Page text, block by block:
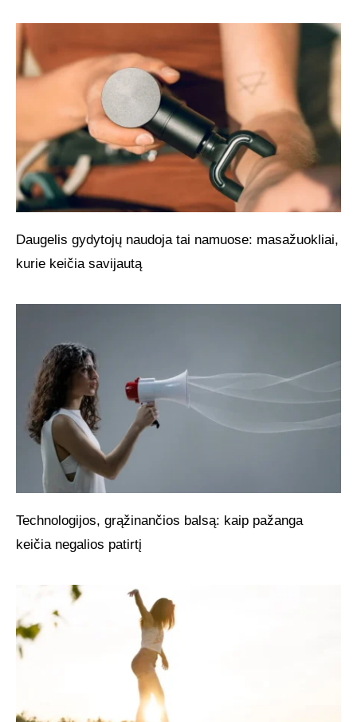
Daugelis gydytojų naudoja tai namuose: masažuokliai,
kurie keičia savijautą
Technologijos, grąžinančios balsą: kaip pažanga
keičia negalios patirtį